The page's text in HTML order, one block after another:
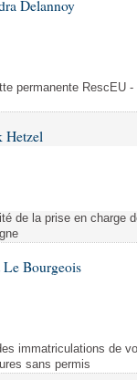
Delannoy
permanente RescEU
Hetzel
de la prise en charge
Le Bourgeois
immatriculations de
sans permis